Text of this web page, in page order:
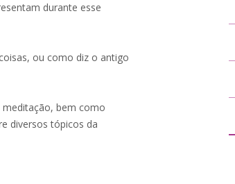
durante esse
ou como diz o antigo
bem como
diversos tópicos da